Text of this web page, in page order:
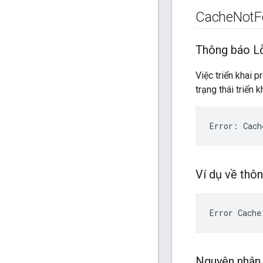
CacheNot
Thông báo
Việc triển khai
trạng thái triển
Error:
Ví dụ về